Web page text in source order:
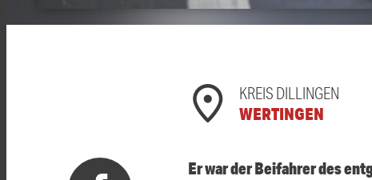
KREIS DILLINGEN
WERTINGEN
Er war der Beifahrer des